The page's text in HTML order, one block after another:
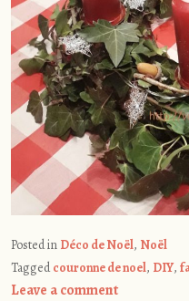
Posted in Déco de Noël, Noël
Taggedcouronne de noel, DIY,
Leave a comment